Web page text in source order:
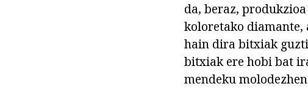
da, beraz,
koloretako diamante,
hain dira bitxiak
bitxiak ere hobi bat
mendeku